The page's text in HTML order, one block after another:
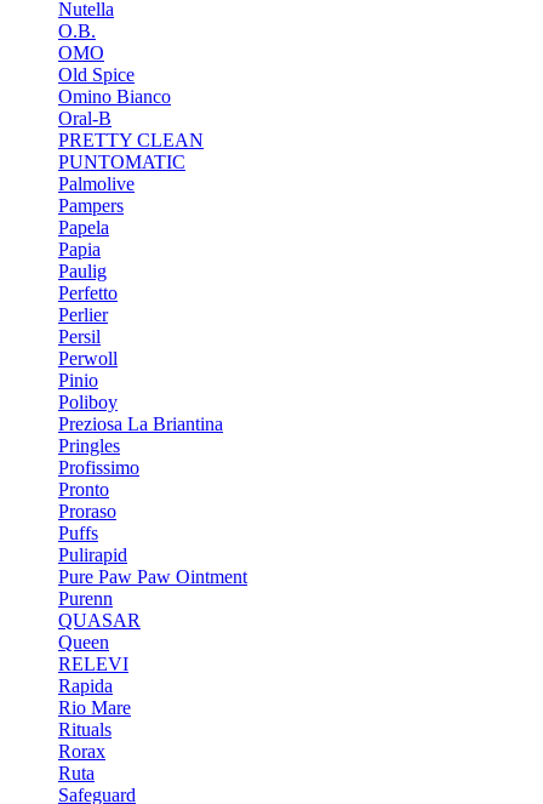
Nutella
O.B.
OMO
Old Spice
Omino Bianco
Oral-B
PRETTY CLEAN
PUNTOMATIC
Palmolive
Pampers
Papela
Papia
Paulig
Perfetto
Perlier
Persil
Perwoll
Pinio
Poliboy
Preziosa La Briantina
Pringles
Profissimo
Pronto
Proraso
Puffs
Pulirapid
Pure Paw Paw Ointment
Purenn
QUASAR
Queen
RELEVI
Rapida
Rio Mare
Rituals
Rorax
Ruta
Safeguard